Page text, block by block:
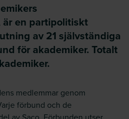
en partipolitiskt
av 21 självständiga
för akademiker. Totalt
medlemmar genom
förbund och de